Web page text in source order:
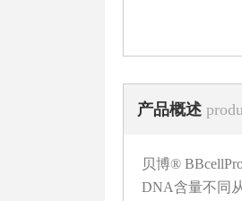
产品概述
贝博®
DNA含量不同